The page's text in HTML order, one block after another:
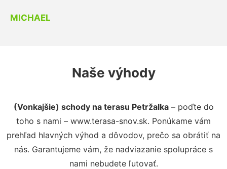
MICHAEL
Naše výhody
(Vonkajšie) schody na terasu Petržalka– poďte do
toho s nami – www.terasa-snov.sk. Ponúkame vám
prehľad hlavných výhod a dôvodov, prečo sa obrátiť na
nás. Garantujeme vám, že nadviazanie spolupráce s
nami nebudete ľutovať.